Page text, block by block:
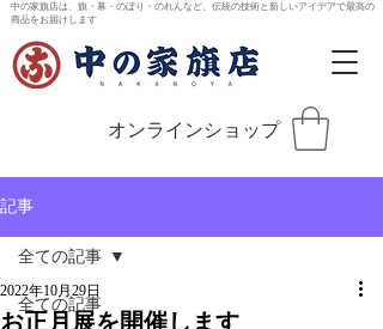
中の家旗店は、旗・幕・のぼり・のれんなど、伝統の技術と新しいアイデアで最高の
商品をお届けします
オンラインショップ
記事
全ての記事
全ての記事
お正月展を開催します
2022年10月29日